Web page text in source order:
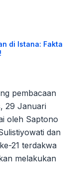
di Istana: Fakta
pembacaan
29 Januari
oleh Saptono
dan
21 terdakwa
melakukan